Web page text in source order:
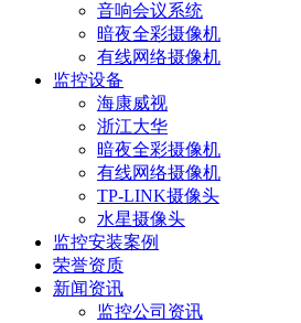
音响会议系统
暗夜全彩摄像机
有线网络摄像机
监控设备
海康威视
浙江大华
暗夜全彩摄像机
有线网络摄像机
TP-LINK摄像头
水星摄像头
监控安装案例
荣誉资质
新闻资讯
监控公司资讯